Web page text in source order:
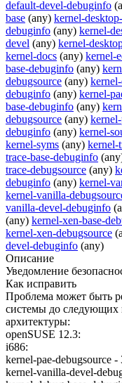
default-devel-debuginfo
base (any) kernel-
debuginfo (any) kernel-
devel (any) kernel-
kernel-docs (any) kernel-
base-debuginfo (any)
debugsource (any)
debuginfo (any) kernel-
base-debuginfo (any)
debugsource (any)
debuginfo (any) kernel-
kernel-syms (any) kernel-
trace-base-debuginfo
trace-debugsource (any)
debuginfo (any) kernel-
kernel-vanilla-
vanilla-devel-debuginfo
(any) kernel-xen-base-
kernel-xen-debugsource
devel-debuginfo (any)
Описание
Уведомление
Как исправить
Проблема может быть
системы до следующих
архитектуры:
openSUSE 12.3:
i686:
kernel-pae-debugsource -
kernel-vanilla-devel-